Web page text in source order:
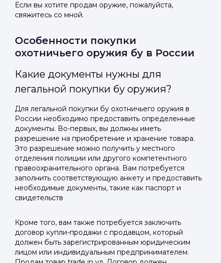
Если вы хотите продам оружие, пожалуйста,
свяжитесь со мной.
Особенности покупки
охотничьего оружия бу в России
Какие документы нужны для
легальной покупки бу оружия?
Для легальной покупки бу охотничьего оружия в
России необходимо предоставить определенные
документы. Во-первых, вы должны иметь
разрешение на приобретение и хранение товара.
Это разрешение можно получить у местного
отделения полиции или другого компетентного
правоохранительного органа. Вам потребуется
заполнить соответствующую анкету и предоставить
необходимые документы, такие как паспорт и
свидетельств
Кроме того, вам также потребуется заключить
договор купли-продажи с продавцом, который
должен быть зарегистрированным юридическим
лицом или индивидуальным предпринимателем.